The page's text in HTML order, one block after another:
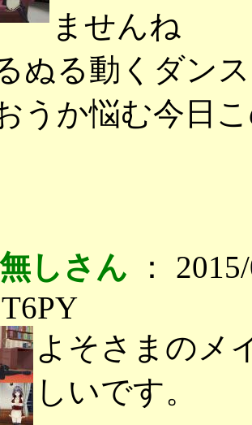
ませんね
ぬる動くダン
うか悩む今日
しさん ：
よそさまのメ
しいです。